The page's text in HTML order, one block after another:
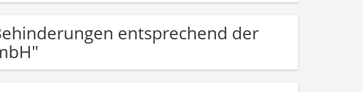
entsprechend der